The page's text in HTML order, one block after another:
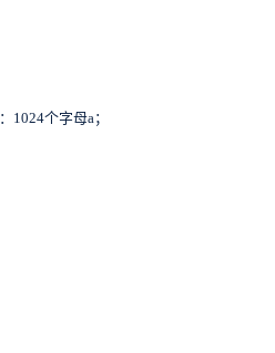
1024个字母a；